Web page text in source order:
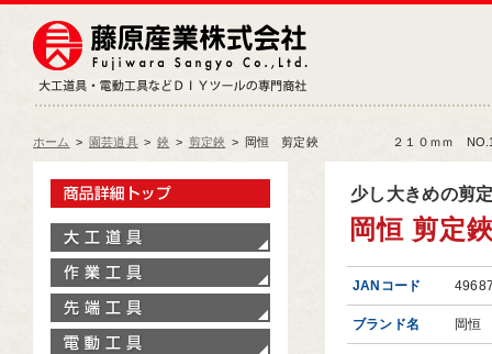
ホーム > 園芸道具 > 鋏 > 剪定鋏 > 岡恒 剪定鋏 ２１０ｍｍ
少し大きめの剪
岡恒 剪
JANコード
ブランド名 岡恒
製品情報トップ